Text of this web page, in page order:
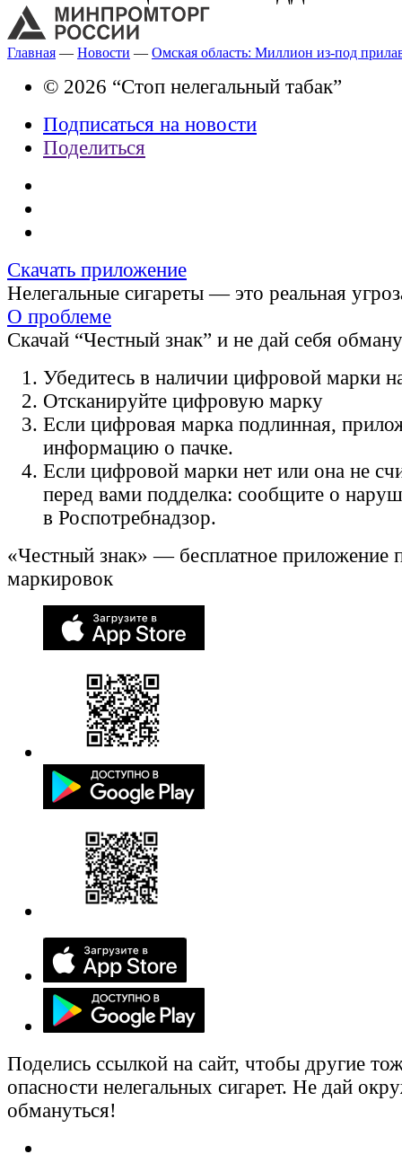
Главная — Новости — Омская область: Миллион из-под
© 2026 “Стоп нелегальный табак”
Подписаться на новости
Поделиться
Скачать приложение
Нелегальные сигареты — это реальная
О проблеме
Скачай “Честный знак” и не дай себя
Убедитесь в наличии цифровой марки
Отсканируйте цифровую марку
Если цифровая марка подлинная,
информацию о пачке.
Если цифровой марки нет или она не
перед вами подделка: сообщите о
в Роспотребнадзор.
«Честный знак» — бесплатное приложение
маркировок
Поделись ссылкой на сайт, чтобы другие
опасности нелегальных сигарет. Не дай
обмануться!